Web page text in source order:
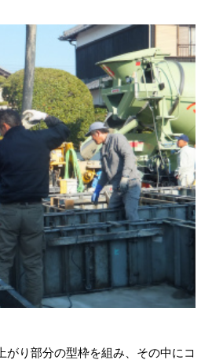
り部分の型枠を組み、その中にコ